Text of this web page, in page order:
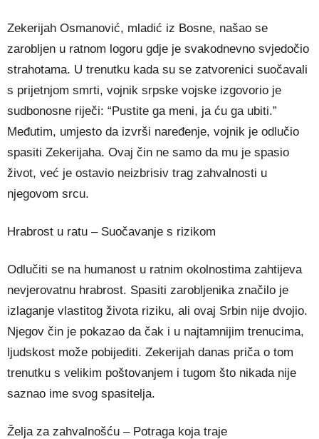
Zekerijah Osmanović, mladić iz Bosne, našao se
zarobljen u ratnom logoru gdje je svakodnevno svjedočio
strahotama. U trenutku kada su se zatvorenici suočavali
s prijetnjom smrti, vojnik srpske vojske izgovorio je
sudbonosne riječi: “Pustite ga meni, ja ću ga ubiti.”
Međutim, umjesto da izvrši naređenje, vojnik je odlučio
spasiti Zekerijaha. Ovaj čin ne samo da mu je spasio
život, već je ostavio neizbrisiv trag zahvalnosti u
njegovom srcu.
Hrabrost u ratu – Suočavanje s rizikom
Odlučiti se na humanost u ratnim okolnostima zahtijeva
nevjerovatnu hrabrost. Spasiti zarobljenika značilo je
izlaganje vlastitog života riziku, ali ovaj Srbin nije dvojio.
Njegov čin je pokazao da čak i u najtamnijim trenucima,
ljudskost može pobijediti. Zekerijah danas priča o tom
trenutku s velikim poštovanjem i tugom što nikada nije
saznao ime svog spasitelja.
Želja za zahvalnošću – Potraga koja traje